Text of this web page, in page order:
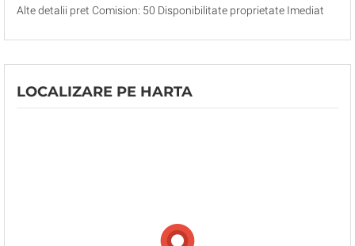
Alte detalii pret Comision: 50 Disponibilitate proprietate Imediat
LOCALIZARE PE HARTA